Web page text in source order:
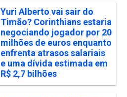
Yuri Alberto vai sair do
Timão? Corinthians estaria
negociando jogador por 20
milhões de euros enquanto
enfrenta atrasos salariais
e uma dívida estimada em
R$ 2,7 bilhões